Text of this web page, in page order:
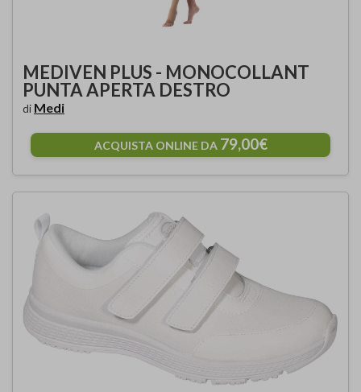
MEDIVEN PLUS - MONOCOLLANT
PUNTA APERTA DESTRO
di Medi
ACQUISTA ONLINE DA 79,00€